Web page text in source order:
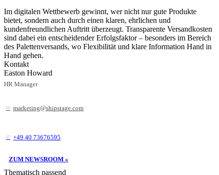
Im digitalen Wettbewerb gewinnt, wer nicht nur gute Produkte
bietet, sondern auch durch einen klaren, ehrlichen und
kundenfreundlichen Auftritt überzeugt. Transparente Versandkosten
sind dabei ein entscheidender Erfolgsfaktor – besonders im Bereich
des Palettenversands, wo Flexibilität und klare Information Hand in
Hand gehen.
Kontakt
Easton Howard
HR Manager
marketing@shipstage.com
+49 40 73676595
ZUM NEWSROOM »
Thematisch passend